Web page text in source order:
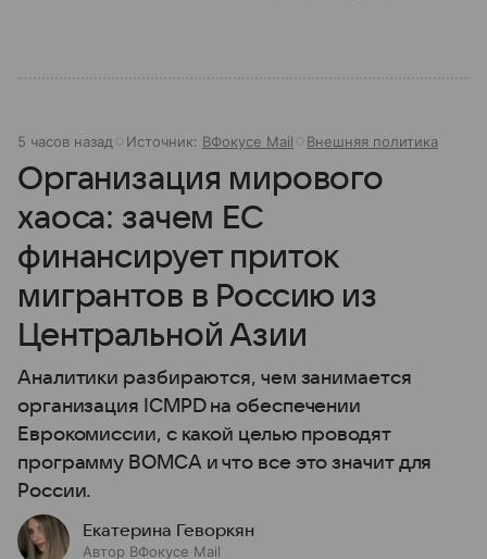
5 часов назад Источник: ВФокусе Mail Внешняя политика
Организация мирового
хаоса: зачем ЕС
финансирует приток
мигрантов в Россию из
Центральной Азии
Аналитики разбираются, чем занимается
организация ICMPD на обеспечении
Еврокомиссии, с какой целью проводят
программу BOMCA и что все это значит для
России.
Екатерина Геворкян
Автор ВФокусе Mail